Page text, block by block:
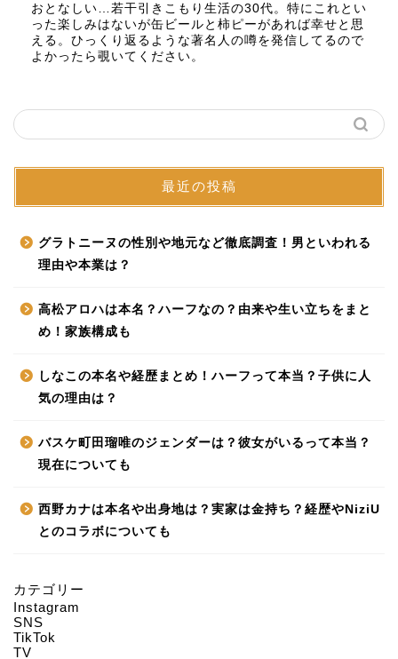
おとなしい…若干引きこもり生活の30代。特にこれとい
った楽しみはないが缶ビールと柿ピーがあれば幸せと思
える。ひっくり返るような著名人の噂を発信してるので
よかったら覗いてください。
最近の投稿
グラトニーヌの性別や地元など徹底調査！男といわれる
理由や本業は？
高松アロハは本名？ハーフなの？由来や生い立ちをまと
め！家族構成も
しなこの本名や経歴まとめ！ハーフって本当？子供に人
気の理由は？
バスケ町田瑠唯のジェンダーは？彼女がいるって本当？
現在についても
西野カナは本名や出身地は？実家は金持ち？経歴やNiziU
とのコラボについても
カテゴリー
Instagram
SNS
TikTok
TV